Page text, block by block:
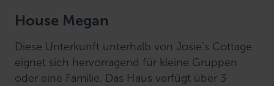
House Megan
Diese Unterkunft unterhalb von Josie’s Cottage
eignet sich hervorragend für kleine Gruppen
oder eine Familie. Das Haus verfügt über 3